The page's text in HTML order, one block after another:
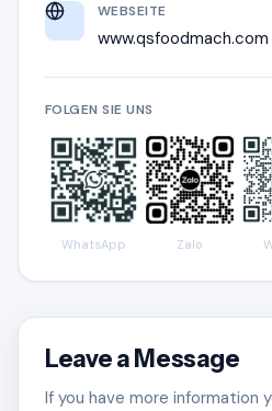
WEBSEITE
www.qsfoodmach.com
FOLGEN SIE UNS
WhatsApp Zalo
Leave a Message
If you have more information